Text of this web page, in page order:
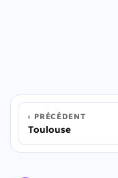
PRÉCÉDENT
Toulouse